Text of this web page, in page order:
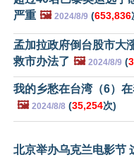
严重 🖼️ 2024/8/9 (653,836
孟加拉政府倒台股市大
救市办法了 🖼️ 2024/8/9 (
我的乡愁在台湾（6）
🖼️ 2024/8/8 (35,254次)
北京举办乌克兰电影节